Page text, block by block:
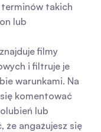
terminów takich
lub
filmy
i filtruje je
warunkami. Na
komentować
lub
że angażujesz się